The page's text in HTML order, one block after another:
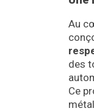
Au
des
Ce